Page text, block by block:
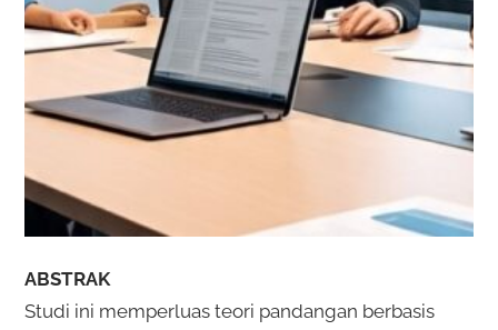
ABSTRAK
Studi ini memperluas teori pandangan berbasis